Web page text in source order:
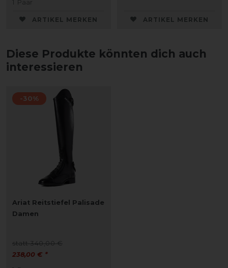
1 Paar
ARTIKEL MERKEN ARTIKEL MERKEN
Diese Produkte könnten dich auch
interessieren
-30%
Ariat Reitstiefel Palisade
Damen
statt 340,00 €
238,00 € *